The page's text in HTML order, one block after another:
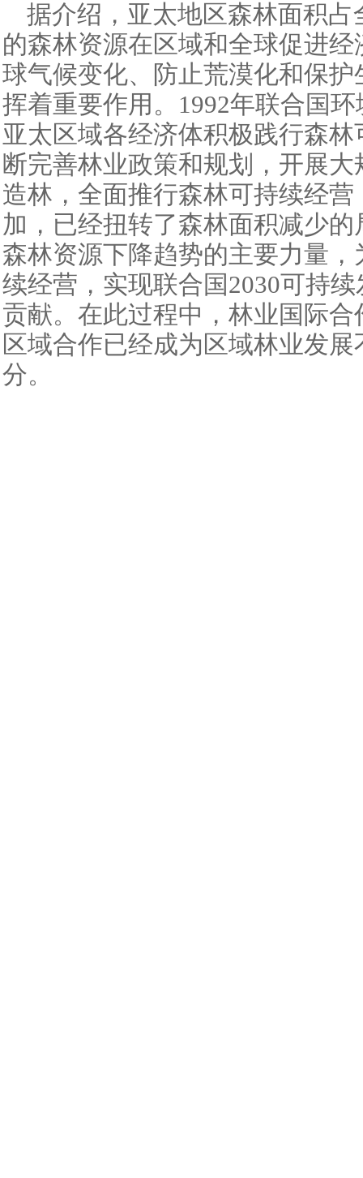
据介绍，亚太地区森林面积
的森林资源在区域和全球促进
球气候变化、防止荒漠化和保
挥着重要作用。1992年联合国
亚太区域各经济体积极践行森
断完善林业政策和规划，开展
造林，全面推行森林可持续经
加，已经扭转了森林面积减少
森林资源下降趋势的主要力量
续经营，实现联合国2030可持
贡献。在此过程中，林业国际
区域合作已经成为区域林业发
分。